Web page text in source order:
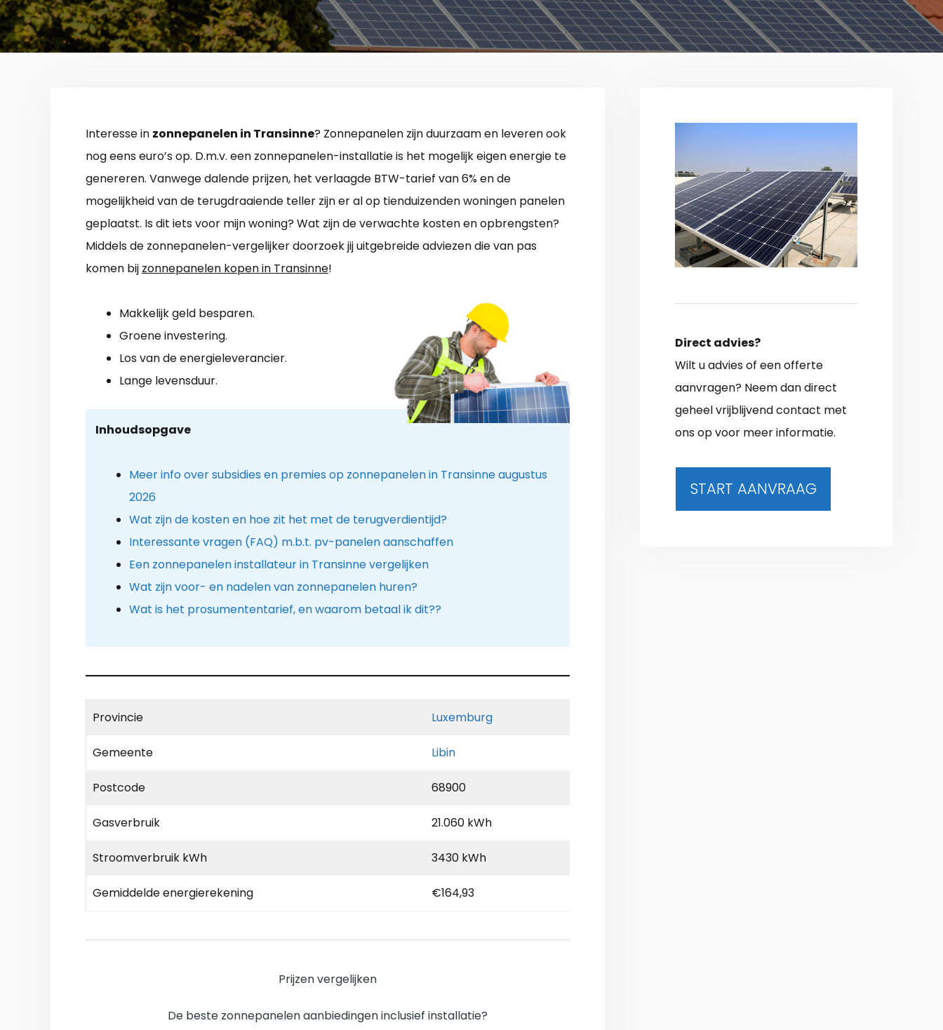
Interesse in zonnepanelen in Transinne? Zonnepanelen zijn duurzaam en leveren ook
nog eens euro’s op. D.m.v. een zonnepanelen-installatie is het mogelijk eigen energie te
genereren. Vanwege dalende prijzen, het verlaagde BTW-tarief van 6% en de
mogelijkheid van de terugdraaiende teller zijn er al op tienduizenden woningen panelen
geplaatst. Is dit iets voor mijn woning? Wat zijn de verwachte kosten en opbrengsten?
Middels de zonnepanelen-vergelijker doorzoek jij uitgebreide adviezen die van pas
komen bij zonnepanelen kopen in Transinne!
Makkelijk geld besparen.
Groene investering.
Los van de energieleverancier.
Lange levensduur.
Inhoudsopgave
Meer info over subsidies en premies op zonnepanelen in Transinne augustus
2026
Wat zijn de kosten en hoe zit het met de terugverdientijd?
Interessante vragen (FAQ) m.b.t. pv-panelen aanschaffen
Een zonnepanelen installateur in Transinne vergelijken
Wat zijn voor- en nadelen van zonnepanelen huren?
Wat is het prosumententarief, en waarom betaal ik dit??
Provincie Luxemburg
Gemeente Libin
Postcode 68900
Gasverbruik 21.060 kWh
Stroomverbruik kWh 3430 kWh
Gemiddelde energierekening €164,93
Prijzen vergelijken
De beste zonnepanelen aanbiedingen inclusief installatie?
Direct advies?
Wilt u advies of een offerte
aanvragen? Neem dan direct
geheel vrijblijvend contact met
ons op voor meer informatie.
START AANVRAAG